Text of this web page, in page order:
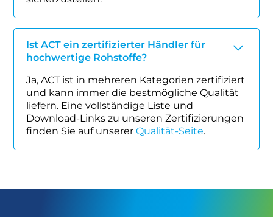
Ist ACT ein zertifizierter Händler für
hochwertige Rohstoffe?
Ja, ACT ist in mehreren Kategorien zertifiziert
und kann immer die bestmögliche Qualität
liefern. Eine vollständige Liste und
Download-Links zu unseren Zertifizierungen
finden Sie auf unsererQualität-Seite.